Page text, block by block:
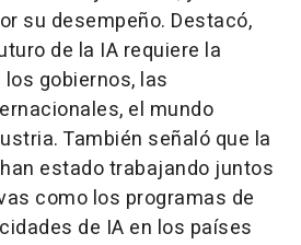
su desempeño. Destacó,
de la IA requiere la
gobiernos, las
el mundo
También señaló que la
han estado trabajando juntos
como los programas de
de IA en los países